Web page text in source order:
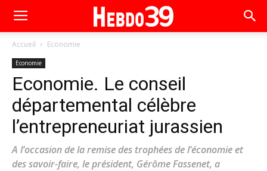
Accueil Economie
Economie
Economie. Le conseil
départemental célèbre
l’entrepreneuriat jurassien
A l’occasion de la remise des trophées de l’économie et
des savoir-faire, le président, Gérôme Fassenet, a